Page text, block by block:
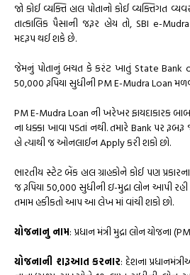
જો કોઈ વ્યક્તિ હાલ પોતાનો કોઈ વ્યક્તિગત
તાત્કાલિક પૈસાની જરૂર હોય તો, SBI e-
મદરૂપ થઈ શકે છે.
જેમનું પોતાનું બચત કે કરંટ ખાતું State Bank
50,000 રૂપિયા સુધીની PM E-Mudra Loan
PM E-Mudra Loan ની ખરેખર ફાયદાકારક
ના ધક્કા ખાવા પડતાં નથી. તમારે Bank પર
હો ત્યાથી જ ઓનલાઈન Apply કરી શકો છો.
ભારતીય સ્ટેટ બેંક હાલ ગ્રાહકોને કોઈ પણ
જ રૂપિયા 50,000 સુધીની ઇ-મુદ્રા લોન આપી
તમામ હકીકતો આપ આ લેખ માં વાંચી શકો છો.
યોજનાનુ નામ: પ્રધાન મંત્રી મુદ્રા લોન યોજના
યોજનાની શરૂઆત કરનાર: દેશના